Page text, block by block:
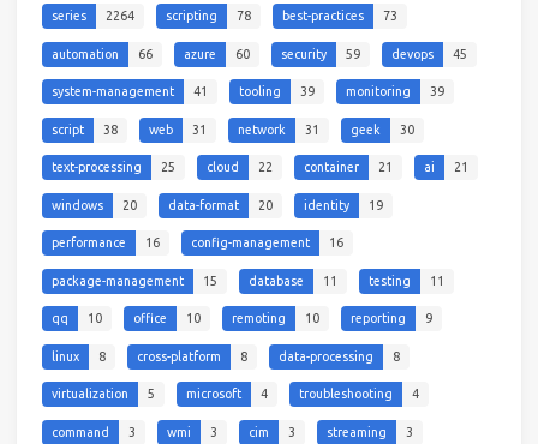
series 2264 scripting 78 best-practices 73
automation 66 azure 60 security 59 devops 45
system-management 41 tooling 39 monitoring 39
script 38 web 31 network 31 geek 30
text-processing 25 cloud 22 container 21 ai 21
windows 20 data-format 20 identity 19
performance 16 config-management 16
package-management 15 database 11 testing 11
qq 10 office 10 remoting 10 reporting 9
linux 8 cross-platform 8 data-processing 8
virtualization 5 microsoft 4 troubleshooting 4
command 3 wmi 3 cim 3 streaming 3